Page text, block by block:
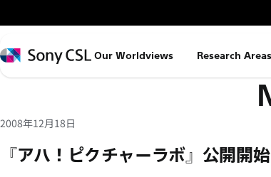
イ
ン
コ
ン
ツ
へ
Sony
Our Worldviews Research Areas
2008年12月18日
『アハ！ピクチャーラボ』公開開始